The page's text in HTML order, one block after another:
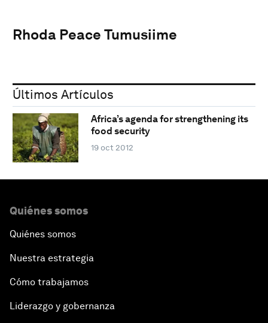
Rhoda Peace Tumusiime
Últimos Artículos
Africa’s agenda for strengthening its
food security
19 oct 2012
Quiénes somos
Quiénes somos
Nuestra estrategia
Cómo trabajamos
Liderazgo y gobernanza